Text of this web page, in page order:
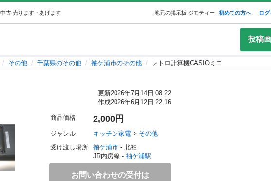
中古 売ります・あげます 地元の掲示板 ジモティー 初めての方へ ログ
投稿
その他 千葉県のその他 袖ケ浦市のその他 レトロ計算機CASIOミニ
更新2026年7月14日 08:22
作成2026年6月12日 22:16
商品価格 2,000円
ジャンル キッチン家電 > その他
受け渡し場所
袖ケ浦市 - 北袖
JR内房線 - 袖ケ浦駅
お問い合わせの受付は